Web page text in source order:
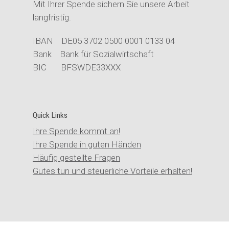
Mit Ihrer Spende sichern Sie unsere Arbeit
langfristig.
IBAN DE05 3702 0500 0001 0133 04
Bank Bank für Sozialwirtschaft
BIC BFSWDE33XXX
Quick Links
Ihre Spende kommt an!
Ihre Spende in guten Händen
Häufig gestellte Fragen
Gutes tun und steuerliche Vorteile erhalten!